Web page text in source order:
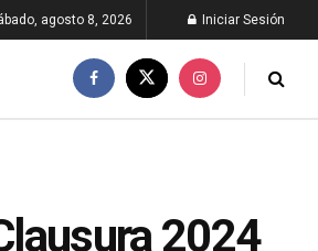
agosto 8, 2026 Iniciar Sesión
2024